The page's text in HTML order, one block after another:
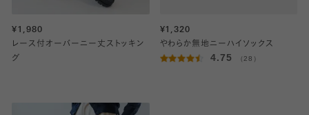
¥1,980
レース付オーバーニー丈ストッキン
グ
¥1,320
やわらか無地ニーハイソックス
4.75 （28）